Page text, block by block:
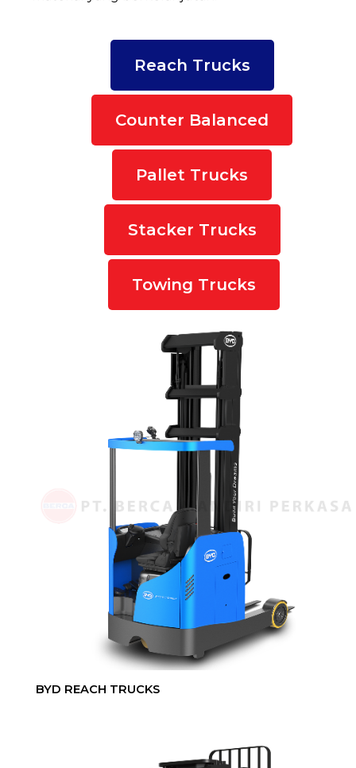
Reach Trucks
Counter Balanced
Pallet Trucks
Stacker Trucks
Towing Trucks
BYD REACH TRUCKS